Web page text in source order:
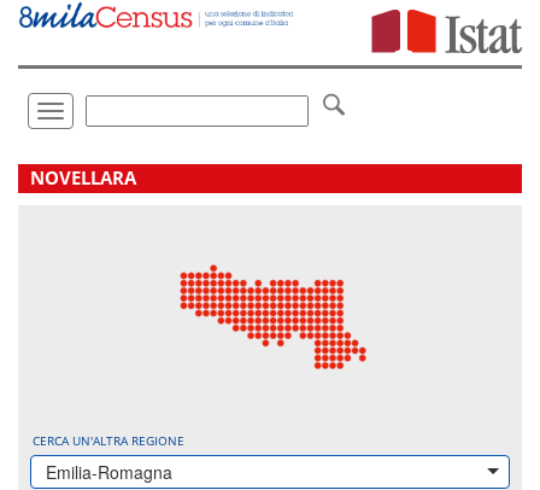
Vai
direttamente
Toggle
navigation
.
NOVELLARA
CERCA UN'ALTRA REGIONE
Emilia-Romagna